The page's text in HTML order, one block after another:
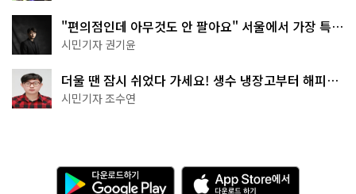
"편의점인데 아무것도 안 팔아요" 서울에서 가장 특별
한 편의점의 정체
시민기자 권기윤
더울 땐 잠시 쉬었다 가세요! 생수 냉장고부터 해피소
·무더위쉼터까지
시민기자 조수연
다
운
A
p